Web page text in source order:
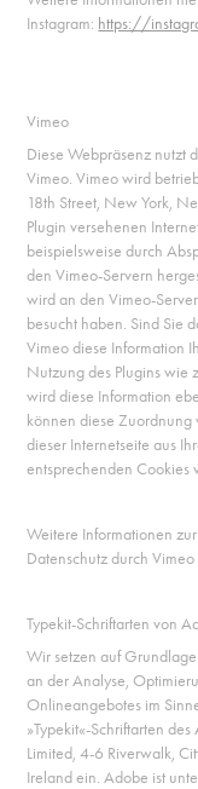
Instagram: https://
Vimeo
Diese Webpräsenz nutzt
Vimeo. Vimeo wird
18th Street, New York,
Plugin versehenen
beispielsweise durch
den Vimeo-Servern
wird an den Vimeo-
besucht haben. Sind Sie
Vimeo diese Information
Nutzung des Plugins wie
wird diese Information
können diese
dieser Internetseite aus
entsprechenden Cookies
Weitere Informationen
Datenschutz durch
Typekit-Schriftarten von
Wir setzen auf
an der Analyse,
Onlineangebotes im
»Typekit«-Schriftarten
Limited, 4-6 Riverwalk,
Ireland ein. Adobe ist